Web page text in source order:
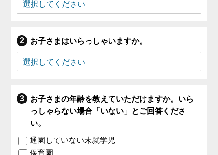
お子さまはいらっしゃいますか。
お子さまの年齢を教えていただけますか。いら
っしゃらない場合「いない」とご回答くださ
い。
通園していない未就学児
保育園